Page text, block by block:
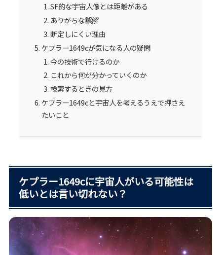
SF的な宇宙人像とは距離がある
ありがちな誤解
断定しにくい理由
ケプラー1649cが気になる人の疑問
今の技術で行けるのか
これから何が分かっていくのか
検索するときの見方
ケプラー1649cと宇宙人を考えるうえで押さえ
たいこと
ケプラー1649cに宇宙人がいる可能性は
低いとは言い切れない？